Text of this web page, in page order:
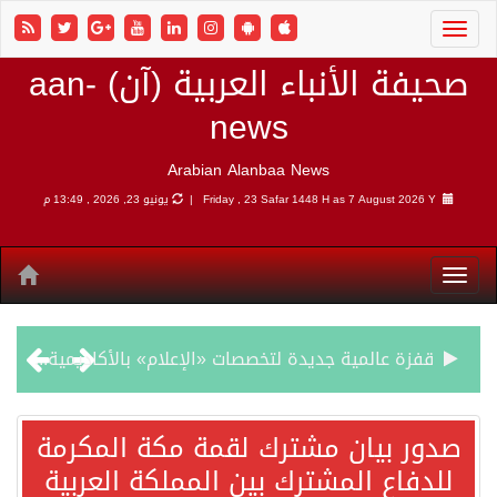
صحيفة الأنباء العربية (آن) aan-
news
Arabian Alanbaa News
Friday , 23 Safar 1448 H as7 August 2026 Y | يونيو 23, 2026 , 13:49 م
قفزة عالمية جديدة لتخصصات «الإعلام» بالأكاديمية العربية هيئة AQAS الألمانية تمنح برامج الإعلام بالأكاديمية العربية الاعتماد غير المشروط وفق المعايير الأوروبية..
بمشاركة السعودية.. اجتماع رباعي يبحث خفض التصعيد ومعالجة التحديات الأمنية الراهنةصدور بيان مشترك لقمة مكة المكرمة
للدفاع المشترك بين المملكة العربية